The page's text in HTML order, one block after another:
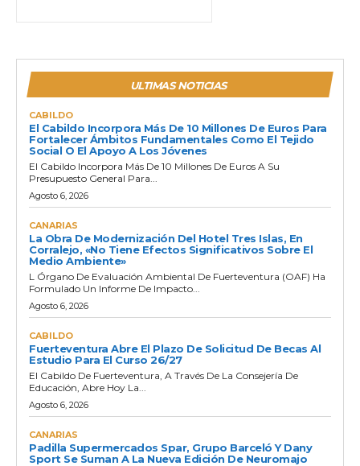
ULTIMAS NOTICIAS
CABILDO
El Cabildo Incorpora Más De 10 Millones De Euros Para
Fortalecer Ámbitos Fundamentales Como El Tejido
Social O El Apoyo A Los Jóvenes
El Cabildo Incorpora Más De 10 Millones De Euros A Su
Presupuesto General Para...
Agosto 6, 2026
CANARIAS
La Obra De Modernización Del Hotel Tres Islas, En
Corralejo, «no Tiene Efectos Significativos Sobre El
Medio Ambiente»
L Órgano De Evaluación Ambiental De Fuerteventura (OAF) Ha
Formulado Un Informe De Impacto...
Agosto 6, 2026
CABILDO
Fuerteventura Abre El Plazo De Solicitud De Becas Al
Estudio Para El Curso 26/27
El Cabildo De Fuerteventura, A Través De La Consejería De
Educación, Abre Hoy La...
Agosto 6, 2026
CANARIAS
Padilla Supermercados Spar, Grupo Barceló Y Dany
Sport Se Suman A La Nueva Edición De Neuromajo